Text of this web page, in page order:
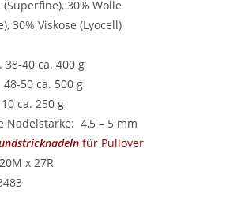
(Superfine), 30% Wolle
30% Viskose (Lyocell)
38-40 ca. 400 g
50 ca. 500 g
ca. 250 g
Nadelstärke: 4,5 – 5 mm
für Pullover
x 27R